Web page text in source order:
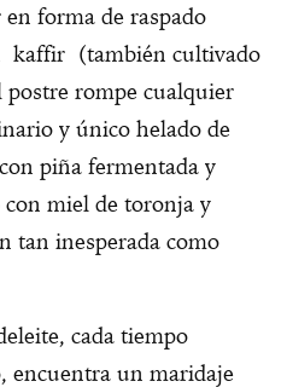
forma de raspado
kaffir (también cultivado
rompe cualquier
y único helado de
piña fermentada y
miel de toronja y
tan inesperada como
cada tiempo
encuentra un maridaje